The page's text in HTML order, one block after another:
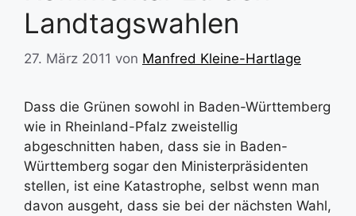
Landtagswahlen
27. März 2011 von Manfred Kleine-Hartlage
Dass die Grünen sowohl in Baden-Württemberg
wie in Rheinland-Pfalz zweistellig
abgeschnitten haben, dass sie in Baden-
Württemberg sogar den Ministerpräsidenten
stellen, ist eine Katastrophe, selbst wenn man
davon ausgeht, dass sie bei der nächsten Wahl,